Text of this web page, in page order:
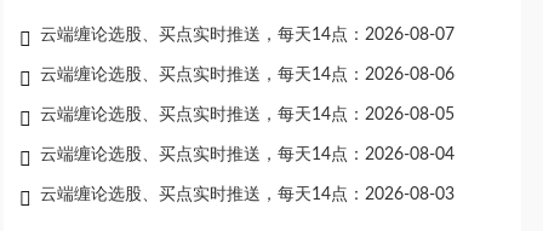
云端缠论选股、买点实时推送，每天14点：2026-08-07
云端缠论选股、买点实时推送，每天14点：2026-08-06
云端缠论选股、买点实时推送，每天14点：2026-08-05
云端缠论选股、买点实时推送，每天14点：2026-08-04
云端缠论选股、买点实时推送，每天14点：2026-08-03